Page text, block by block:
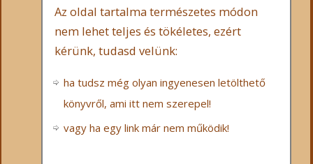
Az oldal tartalma természetes módon
nem lehet teljes és tökéletes, ezért
kérünk, tudasd velünk:
ha tudsz még olyan ingyenesen letölthető
könyvről, ami itt nem szerepel!
vagy ha egy link már nem működik!